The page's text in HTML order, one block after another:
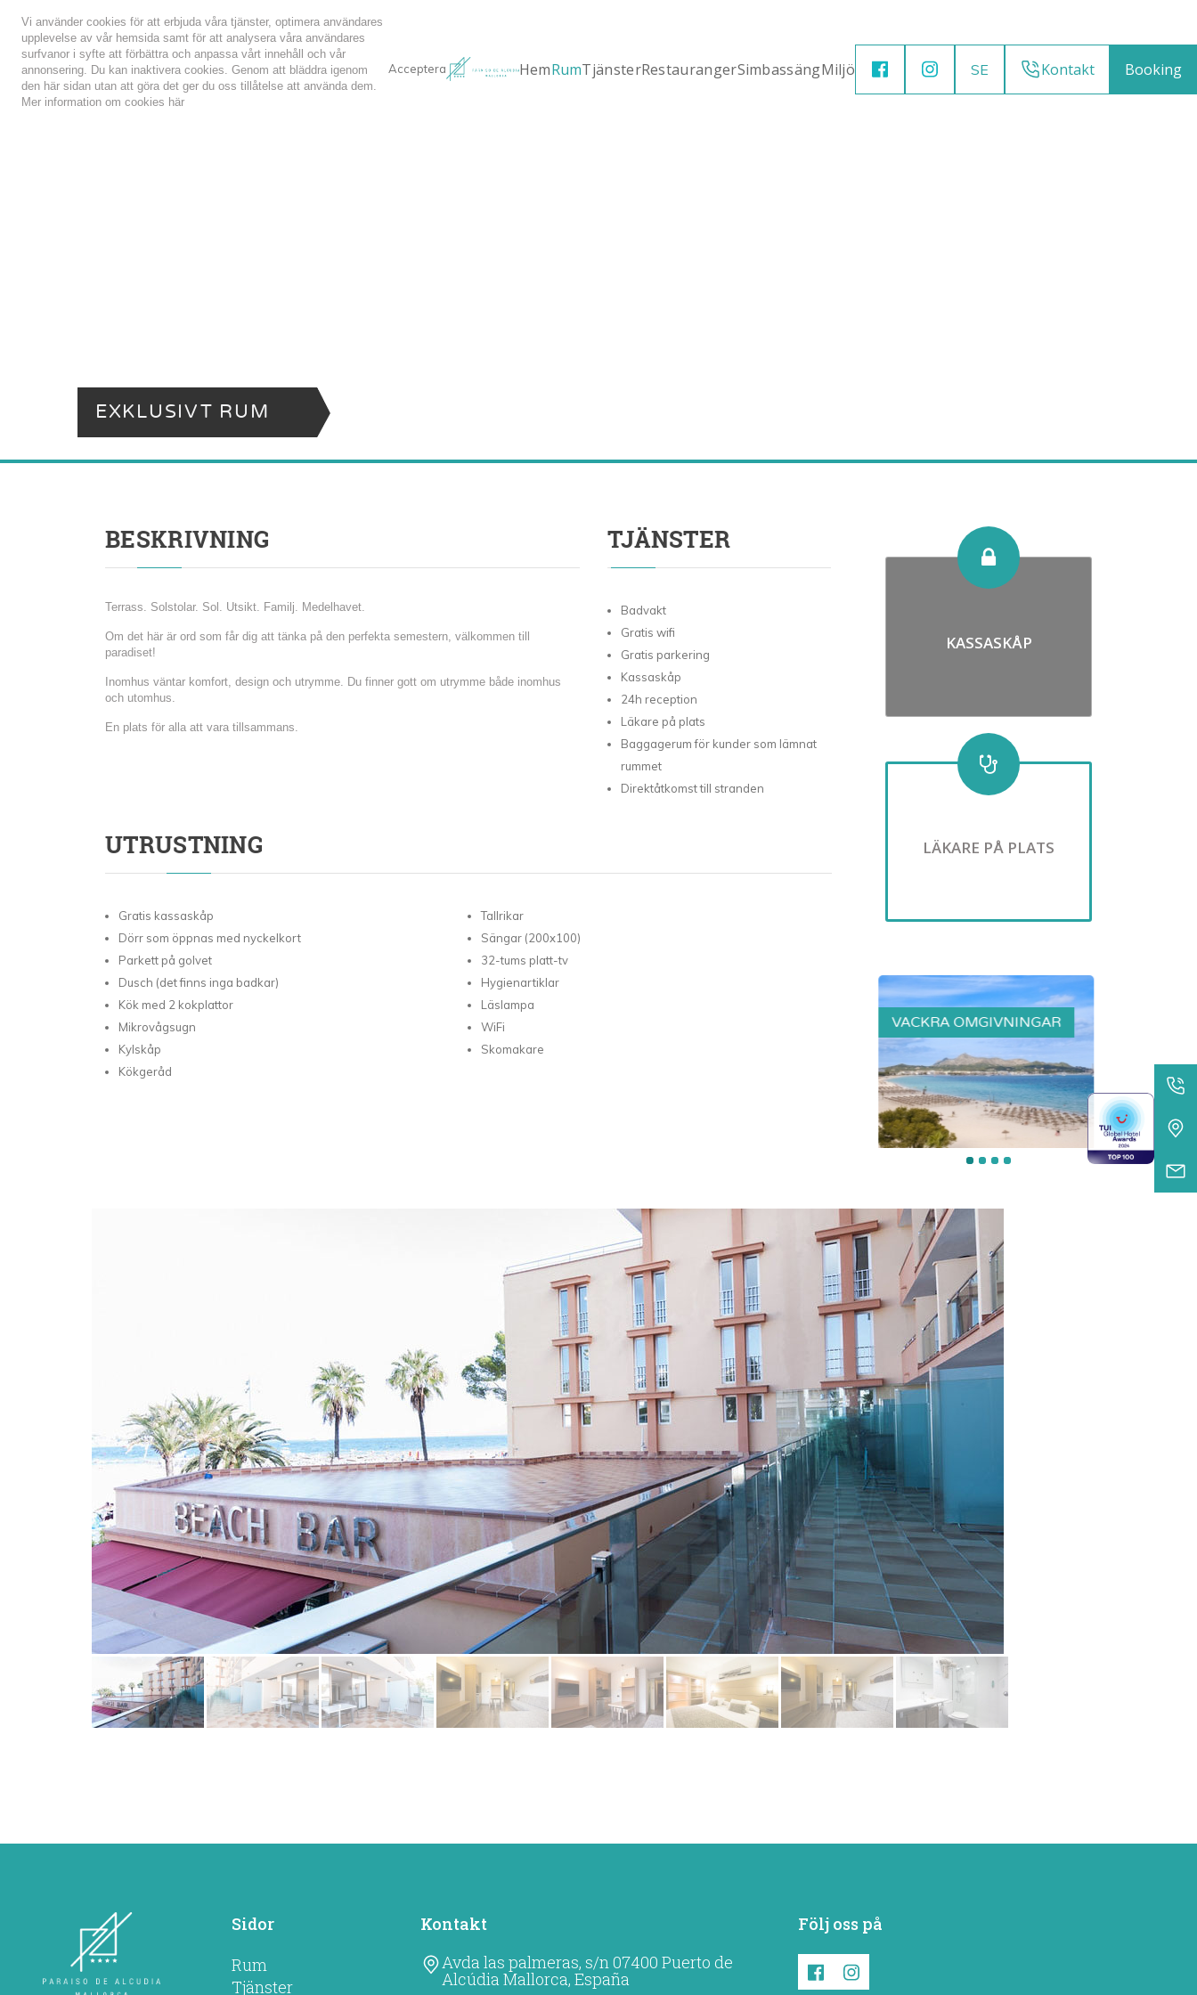
Vi använder cookies för att erbjuda våra tjänster, optimera användares
upplevelse av vår hemsida samt för att analysera våra användares
surfvanor i syfte att förbättra och anpassa vårt innehåll och vår
annonsering. Du kan inaktivera cookies. Genom att bläddra igenom
den här sidan utan att göra det ger du oss tillåtelse att använda dem.
Mer information om cookies här
Acceptera HemRumTjänsterRestaurangerSimbassängMiljö SE Kontakt Booking
EXKLUSIVT RUM
BESKRIVNING
Terrass. Solstolar. Sol. Utsikt. Familj. Medelhavet.
Om det här är ord som får dig att tänka på den perfekta semestern, välkommen till
paradiset!
Inomhus väntar komfort, design och utrymme. Du finner gott om utrymme både inomhus
och utomhus.
En plats för alla att vara tillsammans.
TJÄNSTER
Badvakt
Gratis wifi
Gratis parkering
Kassaskåp
24h reception
Läkare på plats
Baggagerum för kunder som lämnat
rummet
Direktåtkomst till stranden
UTRUSTNING
Gratis kassaskåp
Dörr som öppnas med nyckelkort
Parkett på golvet
Dusch (det finns inga badkar)
Kök med 2 kokplattor
Mikrovågsugn
Kylskåp
Kökgeråd
Tallrikar
Sängar (200x100)
32-tums platt-tv
Hygienartiklar
Läslampa
WiFi
Skomakare
KASSASKÅP
LÄKARE PÅ PLATS
SIMBASSÄNG
Sidor
Rum
Tjänster
Kontakt
Avda las palmeras, s/n 07400 Puerto de
Alcúdia Mallorca, España
Följ oss på